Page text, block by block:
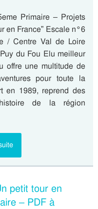
Primaire – Projets
en France” Escale n°6
/ Centre Val de Loire
du Fou Elu meilleur
offre une multitude de
pour toute la
en 1989, reprend des
de la région
petit tour en
– PDF à